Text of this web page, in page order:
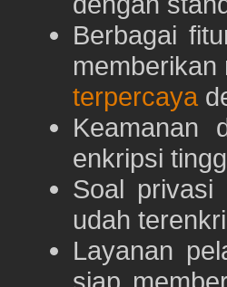
Berbagai
terpercaya
Keamanan
enkripsi
Soal
udah
Layanan